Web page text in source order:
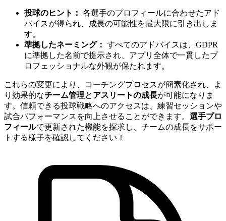
投球のヒント： 各選手のプロフィールに合わせたアド
バイスが得られ、成長の可能性を最大限に引き出しま
す。
準拠したネーミング： すべてのアドバイスは、GDPR
に準拠した名前で提示され、アプリ全体で一貫したプ
ロフェッショナルな外観が保たれます。
これらの変更により、コーチングプロセスが簡素化され、よ
り効果的なチーム管理と アスリートの成長が可能になりま
す。信頼できる投球戦略へのアクセスは、練習セッションや
試合パフォーマンスを向上させることができます。 選手プロ
フィールで更新された機能を探求し、チームの成長をサポー
トする様子を確認してください！